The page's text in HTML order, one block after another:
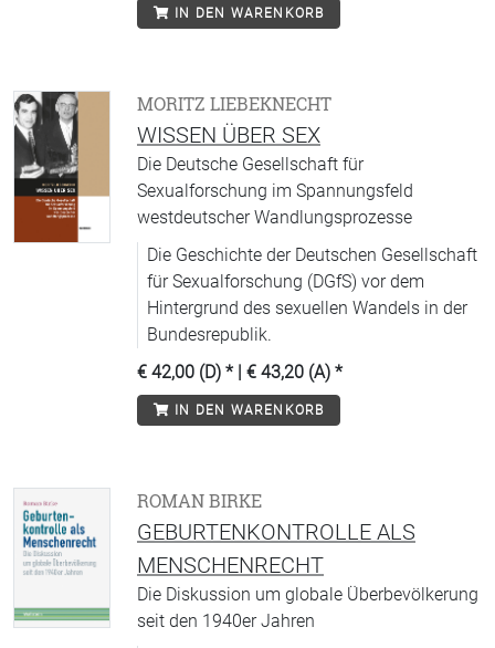
IN DEN WARENKORB
MORITZ LIEBEKNECHT
WISSEN ÜBER SEX
Die Deutsche Gesellschaft für
Sexualforschung im Spannungsfeld
westdeutscher Wandlungsprozesse
Die Geschichte der Deutschen Gesellschaft
für Sexualforschung (DGfS) vor dem
Hintergrund des sexuellen Wandels in der
Bundesrepublik.
€ 42,00 (D) * | € 43,20 (A) *
IN DEN WARENKORB
ROMAN BIRKE
GEBURTENKONTROLLE ALS
MENSCHENRECHT
Die Diskussion um globale Überbevölkerung
seit den 1940er Jahren